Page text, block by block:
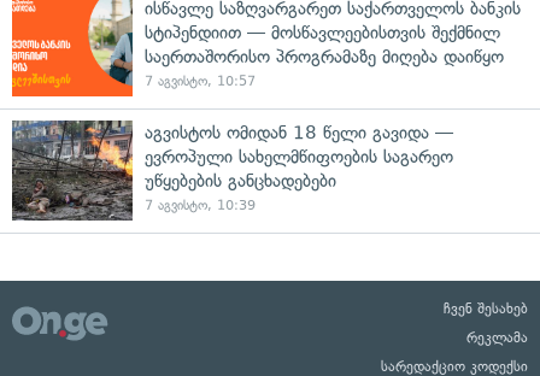
ისწავლე საზღვარგარეთ საქართველოს ბანკის
სტიპენდიით — მოსწავლეებისთვის შექმნილ
საერთაშორისო პროგრამაზე მიღება დაიწყო
7 აგვისტო, 10:57
აგვისტოს ომიდან 18 წელი გავიდა —
ევროპული სახელმწიფოების საგარეო
უწყებების განცხადებები
7 აგვისტო, 10:39
ჩვენ შესახებ
რეკლამა
სარედაქციო კოდექსი